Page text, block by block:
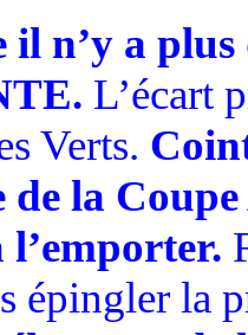
n’y a
L’écart
Verts.
de la
l’emporter.
épingler la